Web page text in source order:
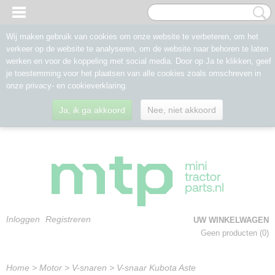
Inloggen Registreren
UW WINKELWAGEN
Geen producten (0)
Home > Motor > V-snaren > V-snaar Kubota Aste
Wij maken gebruik van cookies om onze website te verbeteren, om het
verkeer op de website te analyseren, om de website naar behoren te laten
werken en voor de koppeling met social media. Door op Ja te klikken, geef
je toestemming voor het plaatsen van alle cookies zoals omschreven in
onze privacy- en cookieverklaring.
Ja, ik ga akkoord Nee, niet akkoord